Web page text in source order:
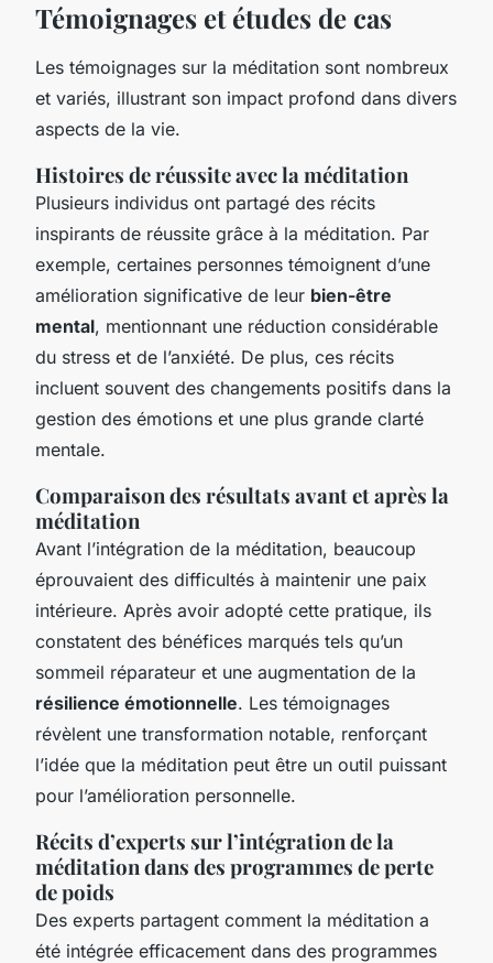
Témoignages et études de cas
Les témoignages sur la méditation sont nombreux
et variés, illustrant son impact profond dans divers
aspects de la vie.
Histoires de réussite avec la méditation
Plusieurs individus ont partagé des récits
inspirants de réussite grâce à la méditation. Par
exemple, certaines personnes témoignent d’une
amélioration significative de leur bien-être
mental, mentionnant une réduction considérable
du stress et de l’anxiété. De plus, ces récits
incluent souvent des changements positifs dans la
gestion des émotions et une plus grande clarté
mentale.
Comparaison des résultats avant et après la
méditation
Avant l’intégration de la méditation, beaucoup
éprouvaient des difficultés à maintenir une paix
intérieure. Après avoir adopté cette pratique, ils
constatent des bénéfices marqués tels qu’un
sommeil réparateur et une augmentation de la
résilience émotionnelle. Les témoignages
révèlent une transformation notable, renforçant
l’idée que la méditation peut être un outil puissant
pour l’amélioration personnelle.
Récits d’experts sur l’intégration de la
méditation dans des programmes de perte
de poids
Des experts partagent comment la méditation a
été intégrée efficacement dans des programmes